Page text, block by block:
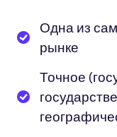
Одна из
рынке
Точное